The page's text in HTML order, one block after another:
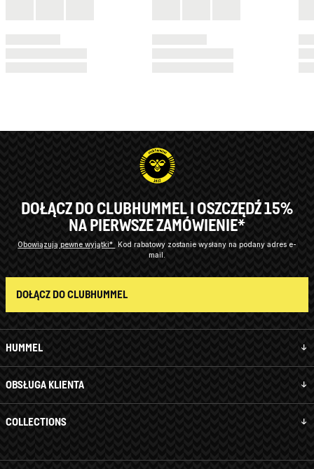
HUMMEL
OBSŁUGA KLIENTA
COLLECTIONS
DOŁĄCZ DO CLUBHUMMEL I OSZCZĘDŹ 15%
NA PIERWSZE ZAMÓWIENIE*
Obowiązują pewne wyjątki*
Kod rabatowy zostanie wysłany na podany adres e-
mail.
DOŁĄCZ DO CLUBHUMMEL